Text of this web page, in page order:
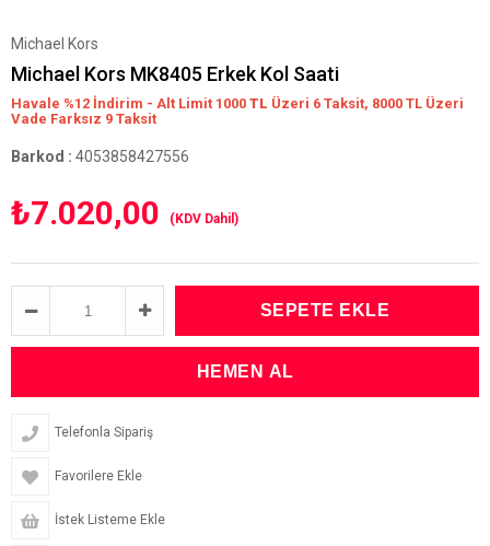
Michael Kors
Michael Kors MK8405 Erkek Kol Saati
Havale %12 İndirim - Alt Limit 1000 TL Üzeri 6 Taksit, 8000 TL Üzeri
Vade Farksız 9 Taksit
Barkod : 4053858427556
₺7.020,00 (KDV Dahil)
Telefonla Sipariş
Favorilere Ekle
İstek Listeme Ekle